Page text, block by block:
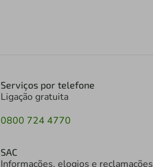
Serviços por telefone
Ligação gratuita
0800 724 4770
SAC
Informações, elogios e reclamações